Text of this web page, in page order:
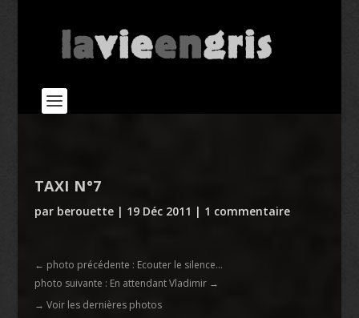
TAXI N°7
par berouette| 19 Déc 2011 | 1 commentaire
← photo précédente : Ecouter le silence...
photo suivante : En attendant Vladimir→
→ Voir les dernières photos